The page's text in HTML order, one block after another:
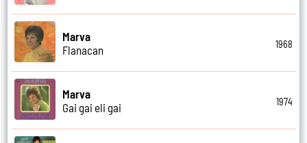
Marva
Flanacan
1968
Marva
Gai gai eli gai
1974